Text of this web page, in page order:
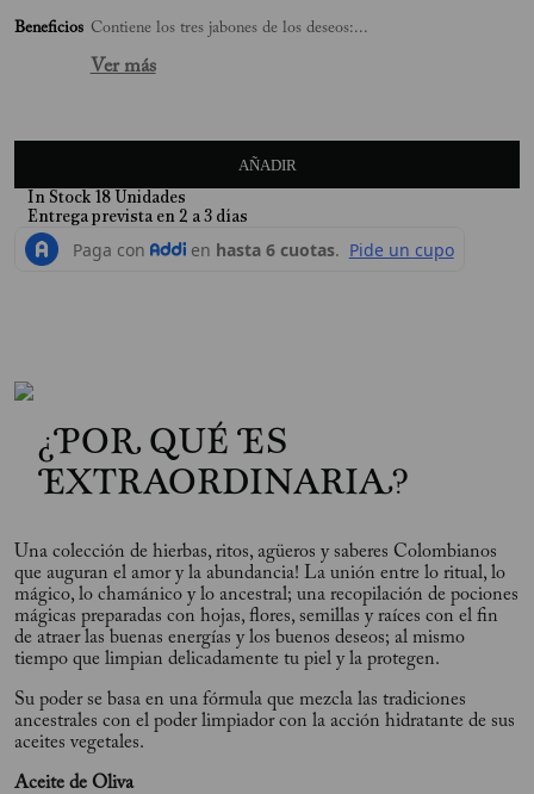
Beneficios Contiene los tres jabones de los deseos:...
Ver más
AÑADIR
In Stock 18Unidades
¿POR QUÉ ES
EXTRAORDINARIA?
Una colección de hierbas, ritos, agüeros y saberes Colombianos
que auguran el amor y la abundancia! La unión entre lo ritual, lo
mágico, lo chamánico y lo ancestral; una recopilación de pociones
mágicas preparadas con hojas, flores, semillas y raíces con el fin
de atraer las buenas energías y los buenos deseos; al mismo
tiempo que limpian delicadamente tu piel y la protegen.
Su poder se basa en una fórmula que mezcla las tradiciones
ancestrales con el poder limpiador con la acción hidratante de sus
aceites vegetales.
Aceite de Oliva